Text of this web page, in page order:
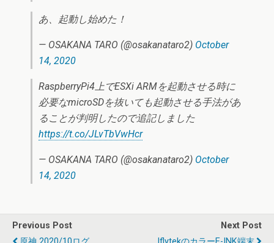
あ、起動し始めた！
— OSAKANA TARO (@osakanataro2) October
14, 2020
RaspberryPi4上でESXi ARMを起動させる時に
必要なmicroSDを抜いても起動させる手法があ
ることが判明したので追記しました
https://t.co/JLvTbVwHcr
— OSAKANA TARO (@osakanataro2) October
14, 2020
Previous Post
Next Post